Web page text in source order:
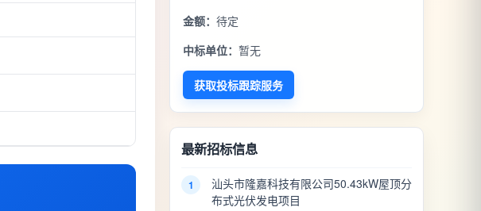
金额： 待定
中标单位： 暂无
获取投标跟踪服务
最新招标信息
1
汕头市隆嘉科技有限公司50.43kW屋顶分
布式光伏发电项目